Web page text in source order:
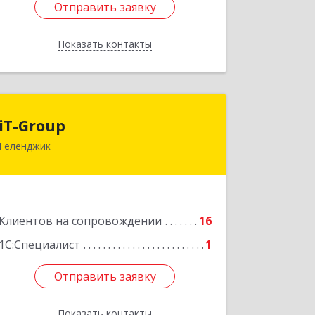
Отправить заявку
Показать контакты
Отправить заявку
Назад
iT-Group
Геленджик
Клиентов на сопровождении
16
1С:Специалист
1
Отправить заявку
353460, Краснодарский край,
Подробнее
Отправить заявку